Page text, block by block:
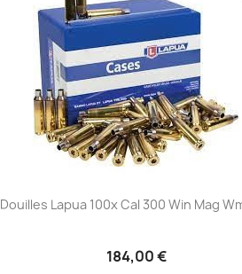
Aperçu rapide
Douilles Lapua 100x Cal 300 Win Mag
184,00 €